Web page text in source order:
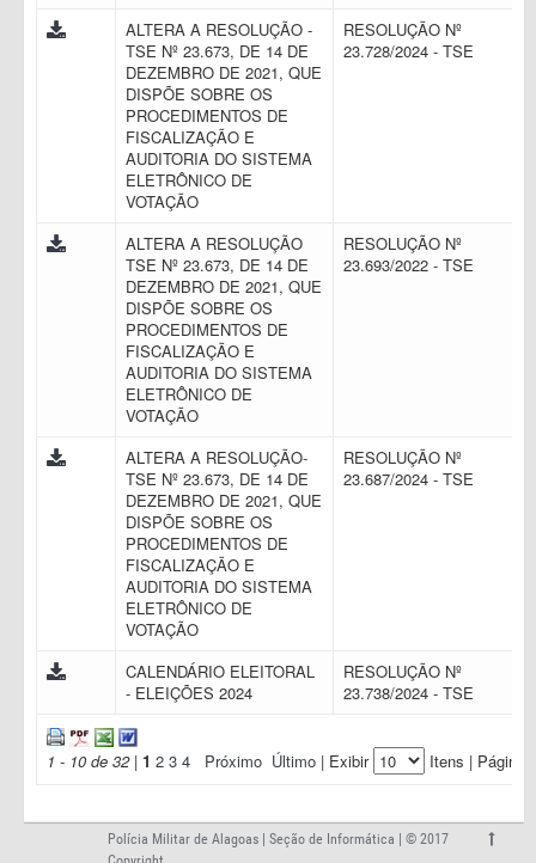
ALTERA A RESOLUÇÃO -
TSE Nº 23.673, DE 14 DE
DEZEMBRO DE 2021, QUE
DISPÕE SOBRE OS
PROCEDIMENTOS DE
FISCALIZAÇÃO E
AUDITORIA DO SISTEMA
ELETRÔNICO DE
VOTAÇÃO
RESOLUÇÃO Nº
23.728/2024 - TSE
ALTERA A RESOLUÇÃO
TSE Nº 23.673, DE 14 DE
DEZEMBRO DE 2021, QUE
DISPÕE SOBRE OS
PROCEDIMENTOS DE
FISCALIZAÇÃO E
AUDITORIA DO SISTEMA
ELETRÔNICO DE
VOTAÇÃO
RESOLUÇÃO Nº
23.693/2022 - TSE
ALTERA A RESOLUÇÃO-
TSE Nº 23.673, DE 14 DE
DEZEMBRO DE 2021, QUE
DISPÕE SOBRE OS
PROCEDIMENTOS DE
FISCALIZAÇÃO E
AUDITORIA DO SISTEMA
ELETRÔNICO DE
VOTAÇÃO
RESOLUÇÃO Nº
23.687/2024 - TSE
CALENDÁRIO ELEITORAL
- ELEIÇÕES 2024
RESOLUÇÃO Nº
23.738/2024 - TSE
1 - 10 de 32| 1 2 3 4 Próximo Último | Exibir Itens | Página:
Polícia Militar de Alagoas | Seção de Informática | © 2017